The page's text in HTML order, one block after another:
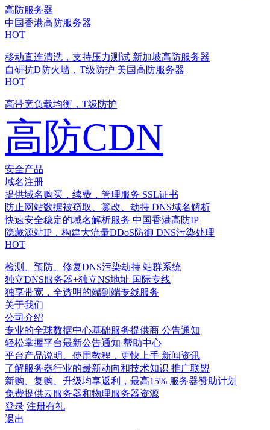
高防服务器
中国香港高防服务器
HOT
移动直连清洗，支持压力测试 新加坡高防服务器
自研抗D防火墙，T级防护 美国高防服务器
HOT
高带宽负载均衡，T级防护
高防CDN
安全产品
域名注册
提供域名购买，续费，管理服务 SSL证书
防止网站数据被窃取、篡改、劫持 DNS域名解析
快速安全稳定的域名解析服务 中国香港高防IP
隐藏源站IP，构建大流量DDoS防御 DNS污染处理
HOT
检测、预防、修复DNS污染劫持 站群系统
独立DNS服务器+独立NS地址 国际专线
独享带宽，全透明的端到端专线服务
关于我们
公司介绍
专业的全球数据中心基础服务提供商 公告通知
轻松掌握平台最新公告通知 帮助中心
平台产品说明、使用教程，更快上手 新闻资讯
了解服务器行业的最新动向和技术知识 推广联盟
新购、复购、升级均享返利，最高15% 服务器赞助计划
免费提供云服务器和物理服务器资源
登录 注册有礼
退出